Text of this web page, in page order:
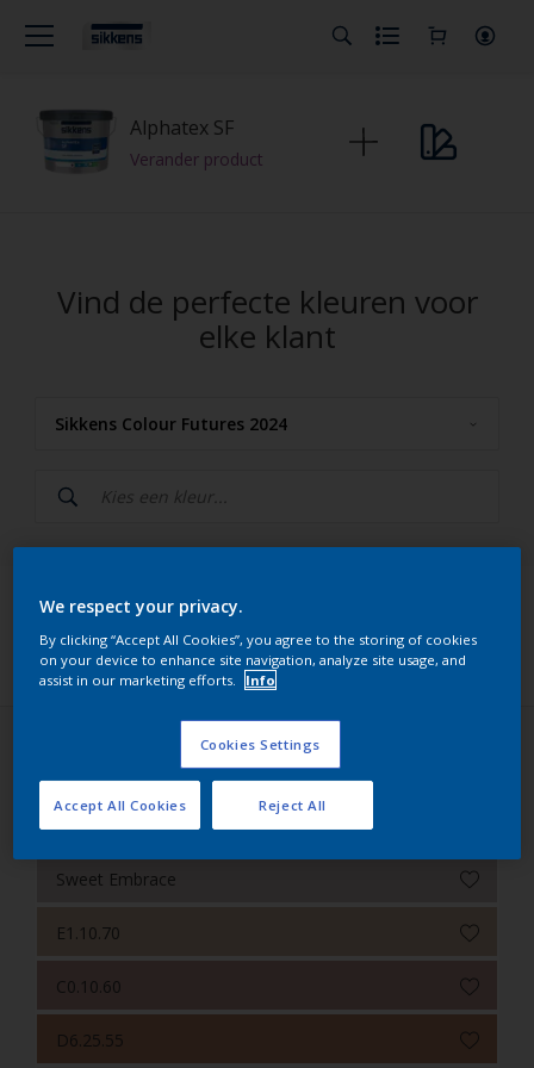
Alphatex SF
Verander product
Vind de perfecte kleuren voor
elke klant
Sikkens Colour Futures 2024
Sikkens
Sikkens RIJKS Kleuren
Sikkens Modern Klassieke Kleuren
Sikkens ACC naar RAL
Sikkens Kleurselectie Kleuren
Sikkens Kleurselectie Grijzen
Sikkens Kleurselectie Witten
Sikkens Van Gogh Collectie kleuren
Filters
Sikkens Colour Futures 2024 (31 kleuren)
Een warm kleurverhaal
Sweet Embrace
E1.10.70
C0.10.60
D6.25.55
We respect your privacy.
By clicking “Accept All Cookies”, you agree to the storing of cookies
on your device to enhance site navigation, analyze site usage, and
assist in our marketing efforts.
Info
Cookies Settings
Reject All
Accept All Cookies